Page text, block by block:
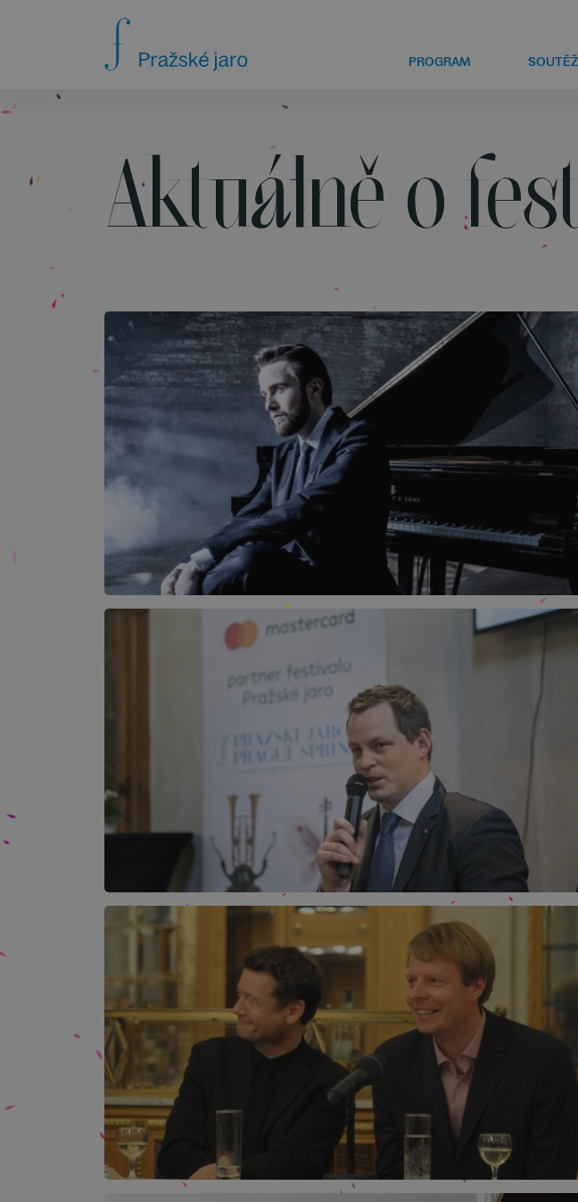
PROGRAM SOUTĚŽ
Aktuálně o